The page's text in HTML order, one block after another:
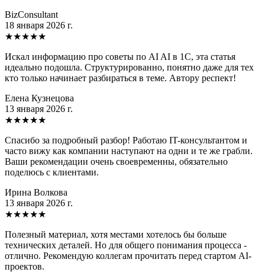
BizConsultant
18 января 2026 г.
★★★★★
Искал информацию про советы по AI AI в 1C, эта статья
идеально подошла. Структурированно, понятно даже для тех
кто только начинает разбираться в теме. Автору респект!
Елена Кузнецова
13 января 2026 г.
★★★★★
Спасибо за подробный разбор! Работаю IT-консультантом и
часто вижу как компании наступают на одни и те же грабли.
Ваши рекомендации очень своевременны, обязательно
поделюсь с клиентами.
Ирина Волкова
13 января 2026 г.
★★★★★
Полезный материал, хотя местами хотелось бы больше
технических деталей. Но для общего понимания процесса -
отлично. Рекомендую коллегам прочитать перед стартом AI-
проектов.